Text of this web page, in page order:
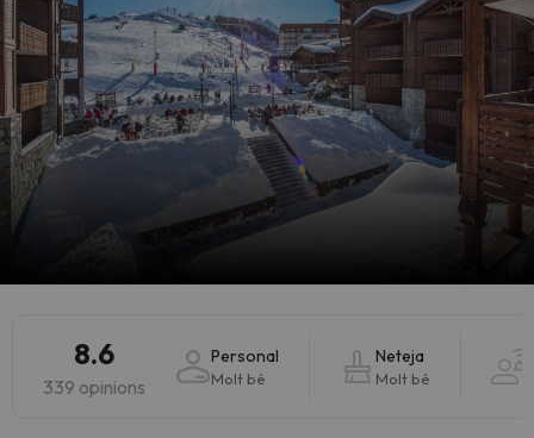
8.6
339 opinions
Personal
Molt bé
Neteja
Molt bé